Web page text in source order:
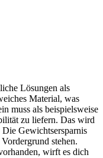
Lösungen als
Material, was
muss als beispielsweise
zu liefern. Das wird
Gewichtsersparnis
stehen.
wirft es dich